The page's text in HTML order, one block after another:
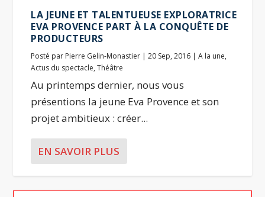
LA JEUNE ET TALENTUEUSE EXPLORATRICE
EVA PROVENCE PART À LA CONQUÊTE DE
PRODUCTEURS
Posté par Pierre Gelin-Monastier |20 Sep, 2016 |A la une,
Actus du spectacle,Théâtre
Au printemps dernier, nous vous
présentions la jeune Eva Provence et son
projet ambitieux : créer...
EN SAVOIR PLUS